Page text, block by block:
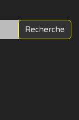
Recherche